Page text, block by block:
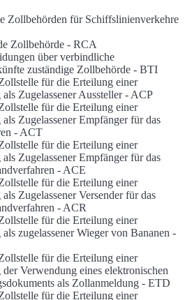
Zollbehörden für Schiffslinienverkehre
Zollbehörde - RCA
über verbindliche
zuständige Zollbehörde - BTI
für die Erteilung einer
Zugelassener Aussteller - ACP
für die Erteilung einer
Zugelassener Empfänger für das
- ACT
für die Erteilung einer
Zugelassener Empfänger für das
- ACE
für die Erteilung einer
Zugelassener Versender für das
- ACR
für die Erteilung einer
zugelassener Wieger von Bananen -
für die Erteilung einer
Verwendung eines elektronischen
als Zollanmeldung - ETD
für die Erteilung einer